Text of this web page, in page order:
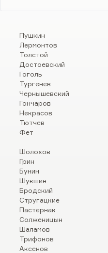
Пушкин
Лермонтов
Толстой
Достоевский
Гоголь
Тургенев
Чернышевский
Гончаров
Некрасов
Тютчев
Фет
Шолохов
Грин
Бунин
Шукшин
Бродский
Стругацкие
Пастернак
Солженицын
Шаламов
Трифонов
Аксенов